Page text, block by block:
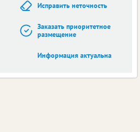
Исправить неточность
Заказать приоритетное
размещение
Информация актуальна